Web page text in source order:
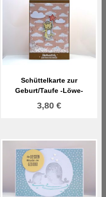
Schüttelkarte zur
Geburt/Taufe -Löwe-
3,80€